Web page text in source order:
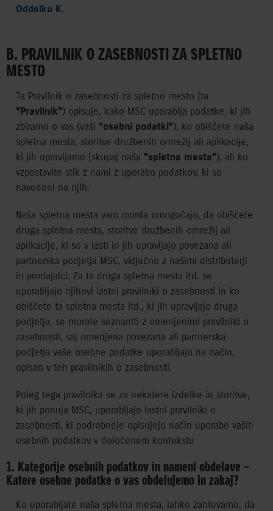
Oddelku K.
B. PRAVILNIK O ZASEBNOSTI ZA SPLETNO
MESTO
Ta Pravilnik o zasebnosti za spletno mesto (ta
"Pravilnik") opisuje, kako MSC uporablja podatke, ki jih
zbiramo o vas (vaši "osebni podatki"), ko obiščete naša
spletna mesta, storitve družbenih omrežij ali aplikacije,
ki jih upravljamo (skupaj naša "spletna mesta"), ali ko
vzpostavite stik z nami z uporabo podatkov, ki so
navedeni na njih.
Naša spletna mesta vam morda omogočajo, da obiščete
druga spletna mesta, storitve družbenih omrežij ali
aplikacije, ki so v lasti in jih upravljajo povezana ali
partnerska podjetja MSC, vključno z našimi distributerji
in prodajalci. Za ta druga spletna mesta itd. se
uporabljajo njihovi lastni pravilniki o zasebnosti in ko
obiščete ta spletna mesta itd., ki jih upravljajo druga
podjetja, se morate seznaniti z omenjenimi pravilniki o
zasebnosti, saj omenjena povezana ali partnerska
podjetja vaše osebne podatke uporabljajo na način,
opisan v teh pravilnikih o zasebnosti.
Poleg tega pravilnika se za nekatere izdelke in storitve,
ki jih ponuja MSC, uporabljajo lastni pravilniki o
zasebnosti, ki podrobneje opisujejo način uporabe vaših
osebnih podatkov v določenem kontekstu
1. Kategorije osebnih podatkov in nameni obdelave –
Katere osebne podatke o vas obdelujemo in zakaj?
Ko uporabljate naša spletna mesta, lahko zahtevamo, da